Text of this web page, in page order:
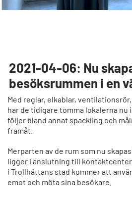
2021-04-06: Nu
besöksrummen i en
Med reglar, elkablar,
har de tidigare tomma lokalerna
följer bland annat spackling och
framåt.
Merparten av de rum som nu
ligger i anslutning till
i Trollhättans stad kommer att
emot och möta sina besökare.